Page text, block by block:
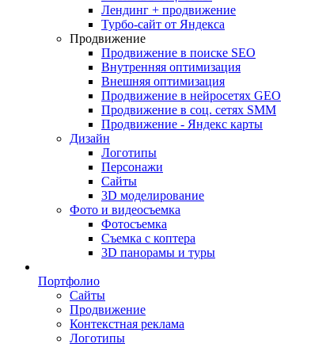
Лендинг + продвижение
Турбо-сайт от Яндекса
Продвижение
Продвижение в поиске SEO
Внутренняя оптимизация
Внешняя оптимизация
Продвижение в нейросетях GEO
Продвижение в соц. сетях SMM
Продвижение - Яндекс карты
Дизайн
Логотипы
Персонажи
Сайты
3D моделирование
Фото и видеосъемка
Фотосъемка
Съемка с коптера
3D панорамы и туры
Портфолио
Сайты
Продвижение
Контекстная реклама
Логотипы